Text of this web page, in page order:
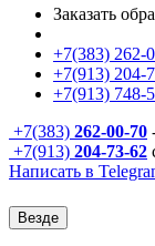
Заказать
+7(383) 262-
+7(913) 204-
+7(913) 748-
+7(383) 262-00-70
+7(913) 204-73-62
Написать в
Везде